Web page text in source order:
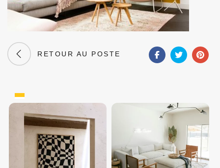
RETOUR AU POSTE